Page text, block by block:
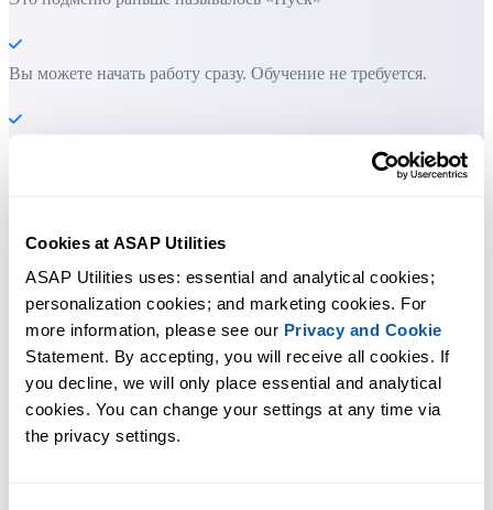
Cookies at ASAP Utilities
ASAP Utilities uses: essential and analytical cookies;
personalization cookies; and marketing cookies. For
more information, please see our Privacy and Cookie
Statement. By accepting, you will receive all cookies. If
you decline, we will only place essential and analytical
cookies. You can change your settings at any time via
the privacy settings.
Вы можете начать работу сразу. Обучение не требуется.
Большинство пользователей начинают с нескольких
инструментов. Многие в итоге используют ASAP Utilities
Используется командами в более чем 28 500 организациях.